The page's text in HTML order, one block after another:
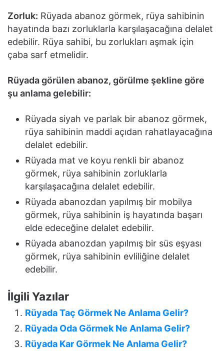
Zorluk: Rüyada abanoz görmek, rüya sahibinin
hayatında bazı zorluklarla karşılaşacağına delalet
edebilir. Rüya sahibi, bu zorlukları aşmak için
çaba sarf etmelidir.
Rüyada görülen abanoz, görülme şekline göre
şu anlama gelebilir:
Rüyada siyah ve parlak bir abanoz görmek,
rüya sahibinin maddi açıdan rahatlayacağına
delalet edebilir.
Rüyada mat ve koyu renkli bir abanoz
görmek, rüya sahibinin zorluklarla
karşılaşacağına delalet edebilir.
Rüyada abanozdan yapılmış bir mobilya
görmek, rüya sahibinin iş hayatında başarı
elde edeceğine delalet edebilir.
Rüyada abanozdan yapılmış bir süs eşyası
görmek, rüya sahibinin evliliğine delalet
edebilir.
İlgili Yazılar
Rüyada Taç Görmek Ne Anlama Gelir?
Rüyada Oda Görmek Ne Anlama Gelir?
Rüyada Kar Görmek Ne Anlama Gelir?